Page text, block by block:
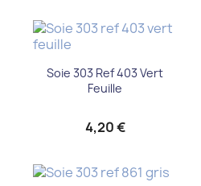
Soie 303 Ref 403 Vert
Feuille
4,20 €